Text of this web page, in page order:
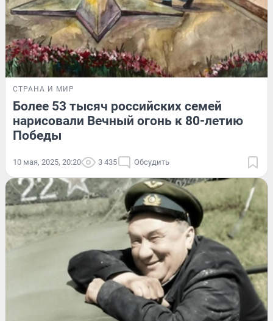
СТРАНА И МИР
Более 53 тысяч российских семей
нарисовали Вечный огонь к 80-летию
Победы
10 мая, 2025, 20:20 3 435 Обсудить